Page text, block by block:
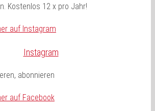
Kostenlos 12 x pro Jahr!
Instagram
abonnieren